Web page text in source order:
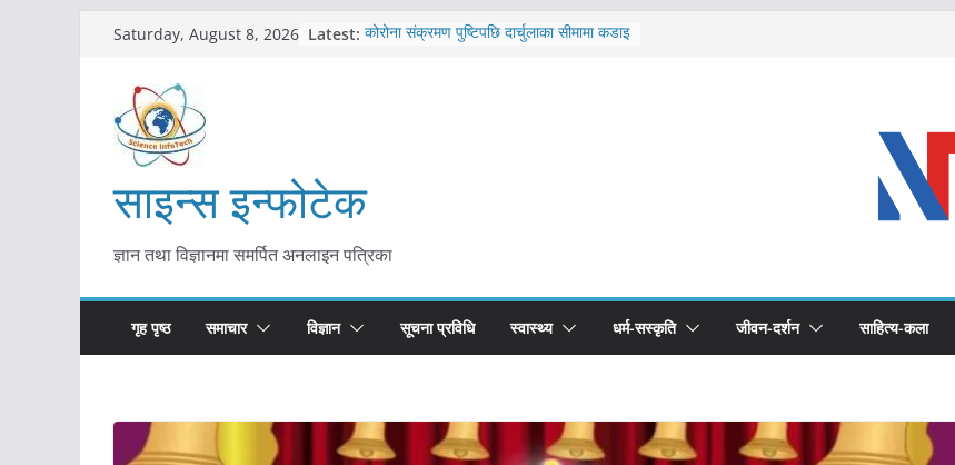
content
Saturday, August 8, 2026 Latest: कोरोना संक्रमण पुष्टिपछि दार्चुलाका सीमामा कडाइ
काभ्रेपलाञ्चोकमा आयुर्वेद स्वास्थ्योपचारतर्फ
साइन्स इन्फोटेक
ज्ञान तथा विज्ञानमा समर्पित अनलाइन पत्रिका
गृह पृष्ठ समाचार विज्ञान सूचना प्रविधि स्वास्थ्य धर्म-सस्कृति जीवन-दर्शन साहित्य-कला